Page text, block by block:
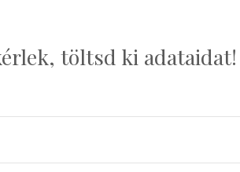
töltsd ki adataidat!